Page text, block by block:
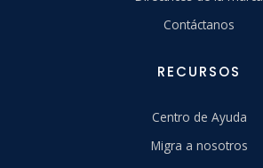
Contáctanos
RECURSOS
Centro de Ayuda
Migra a nosotros